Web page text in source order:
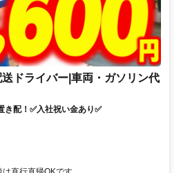
ドライバー|車両・ガソリン代
き配！✅入社祝い金あり✅